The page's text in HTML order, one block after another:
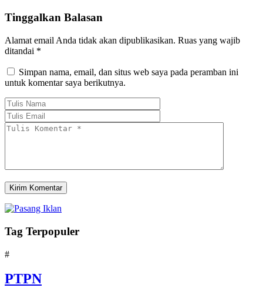
Tinggalkan Balasan
Alamat email Anda tidak akan dipublikasikan. Ruas yang wajib
ditandai *
Simpan nama, email, dan situs web saya pada peramban ini
untuk komentar saya berikutnya.
Tag Terpopuler
#
PTPN